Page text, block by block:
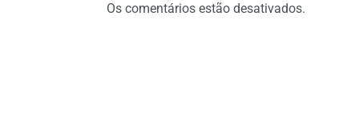
Os comentários estão desativados.